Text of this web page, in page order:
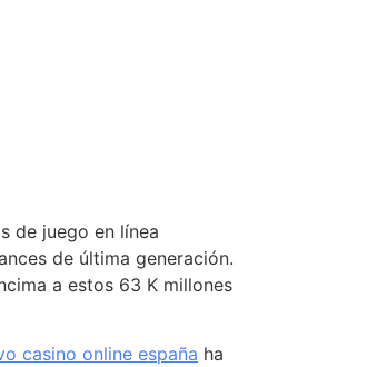
de juego en línea
de última generación.
a estos 63 K millones
casino online españa ha